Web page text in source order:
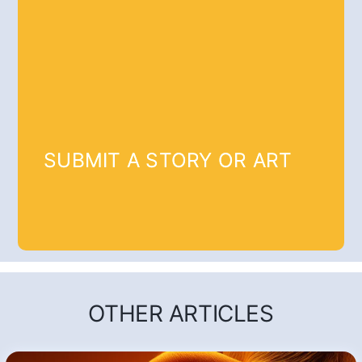
SUBMIT A STORY OR ART
OTHER ARTICLES